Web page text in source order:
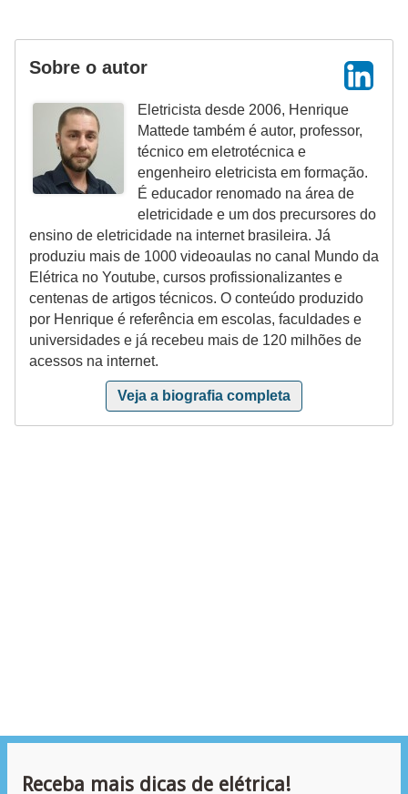
Sobre o autor
Eletricista desde 2006, Henrique
Mattede também é autor, professor,
técnico em eletrotécnica e
engenheiro eletricista em formação.
É educador renomado na área de
eletricidade e um dos precursores do
ensino de eletricidade na internet brasileira. Já
produziu mais de 1000 videoaulas no canal Mundo da
Elétrica no Youtube, cursos profissionalizantes e
centenas de artigos técnicos. O conteúdo produzido
por Henrique é referência em escolas, faculdades e
universidades e já recebeu mais de 120 milhões de
acessos na internet.
Veja a biografia completa
Receba mais dicas de elétrica!